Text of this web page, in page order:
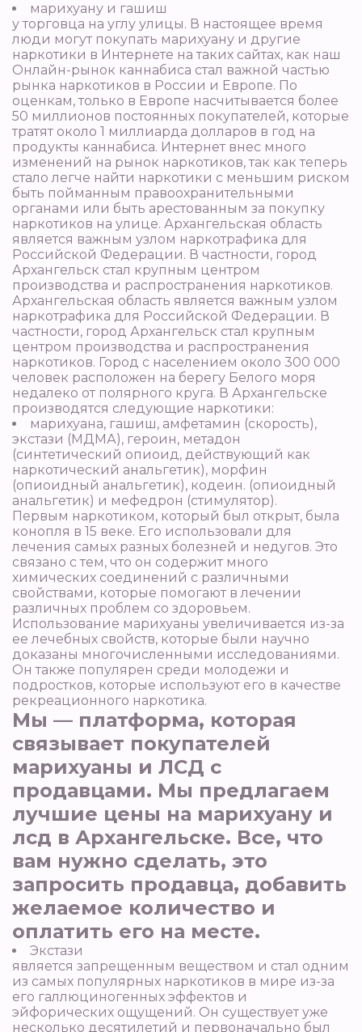
марихуану и гашиш
у торговца на углу улицы. В настоящее время
люди могут покупать марихуану и другие
наркотики в Интернете на таких сайтах, как наш
Онлайн-рынок каннабиса стал важной частью
рынка наркотиков в России и Европе. По
оценкам, только в Европе насчитывается более
50 миллионов постоянных покупателей, которые
тратят около 1 миллиарда долларов в год на
продукты каннабиса. Интернет внес много
изменений на рынок наркотиков, так как теперь
стало легче найти наркотики с меньшим риском
быть пойманным правоохранительными
органами или быть арестованным за покупку
наркотиков на улице. Архангельская область
является важным узлом наркотрафика для
Российской Федерации. В частности, город
Архангельск стал крупным центром
производства и распространения наркотиков.
Архангельская область является важным узлом
наркотрафика для Российской Федерации. В
частности, город Архангельск стал крупным
центром производства и распространения
наркотиков. Город с населением около 300 000
человек расположен на берегу Белого моря
недалеко от полярного круга. В Архангельске
производятся следующие наркотики:
марихуана, гашиш, амфетамин (скорость),
экстази (МДМА), героин, метадон
(синтетический опиоид, действующий как
наркотический анальгетик), морфин
(опиоидный анальгетик), кодеин. (опиоидный
анальгетик) и мефедрон (стимулятор).
Первым наркотиком, который был открыт, была
конопля в 15 веке. Его использовали для
лечения самых разных болезней и недугов. Это
связано с тем, что он содержит много
химических соединений с различными
свойствами, которые помогают в лечении
различных проблем со здоровьем.
Использование марихуаны увеличивается из-за
ее лечебных свойств, которые были научно
доказаны многочисленными исследованиями.
Он также популярен среди молодежи и
подростков, которые используют его в качестве
рекреационного наркотика.
Мы — платформа, которая
связывает покупателей
марихуаны и ЛСД с
продавцами. Мы предлагаем
лучшие цены на марихуану и
лсд в Архангельске. Все, что
вам нужно сделать, это
запросить продавца, добавить
желаемое количество и
оплатить его на месте.
Экстази
является запрещенным веществом и стал одним
из самых популярных наркотиков в мире из-за
его галлюциногенных эффектов и
эйфорических ощущений. Он существует уже
несколько десятилетий и первоначально был